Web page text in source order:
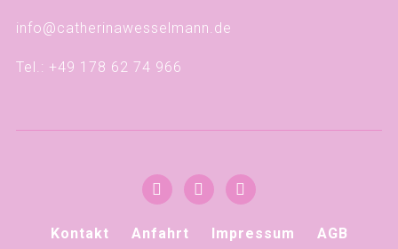
info@catherinawesselmann.de
Tel.: +49 178 62 74 966
facebookinstagram
tiktok
Kontakt Anfahrt Impressum AGB